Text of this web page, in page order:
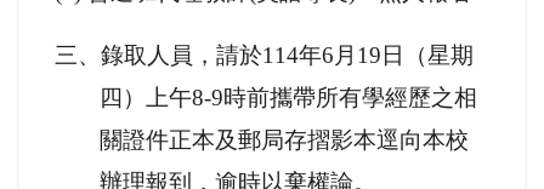
三、錄取人員，請於114年6月19日（星期
四）上午8-9時前攜帶所有學經歷之相
關證件正本及郵局存摺影本逕向本校
辦理報到，逾時以棄權論。